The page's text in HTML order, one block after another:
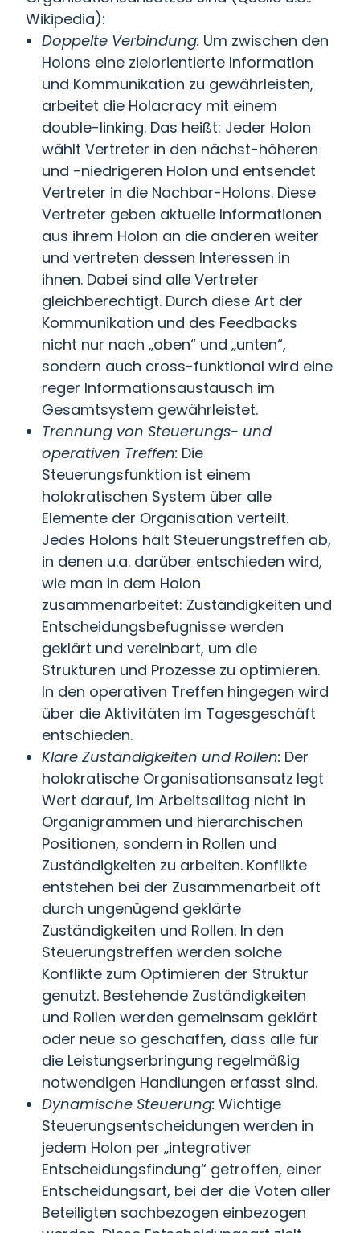
Wikipedia):
Doppelte Verbindung: Um zwischen den
Holons eine zielorientierte Information
und Kommunikation zu gewährleisten,
arbeitet die Holacracy mit einem
double-linking. Das heißt: Jeder Holon
wählt Vertreter in den nächst-höheren
und -niedrigeren Holon und entsendet
Vertreter in die Nachbar-Holons. Diese
Vertreter geben aktuelle Informationen
aus ihrem Holon an die anderen weiter
und vertreten dessen Interessen in
ihnen. Dabei sind alle Vertreter
gleichberechtigt. Durch diese Art der
Kommunikation und des Feedbacks
nicht nur nach „oben“ und „unten“,
sondern auch cross-funktional wird eine
reger Informationsaustausch im
Gesamtsystem gewährleistet.
Trennung von Steuerungs- und
operativen Treffen: Die
Steuerungsfunktion ist einem
holokratischen System über alle
Elemente der Organisation verteilt.
Jedes Holons hält Steuerungstreffen ab,
in denen u.a. darüber entschieden wird,
wie man in dem Holon
zusammenarbeitet: Zuständigkeiten und
Entscheidungsbefugnisse werden
geklärt und vereinbart, um die
Strukturen und Prozesse zu optimieren.
In den operativen Treffen hingegen wird
über die Aktivitäten im Tagesgeschäft
entschieden.
Klare Zuständigkeiten und Rollen: Der
holokratische Organisationsansatz legt
Wert darauf, im Arbeitsalltag nicht in
Organigrammen und hierarchischen
Positionen, sondern in Rollen und
Zuständigkeiten zu arbeiten. Konflikte
entstehen bei der Zusammenarbeit oft
durch ungenügend geklärte
Zuständigkeiten und Rollen. In den
Steuerungstreffen werden solche
Konflikte zum Optimieren der Struktur
genutzt. Bestehende Zuständigkeiten
und Rollen werden gemeinsam geklärt
oder neue so geschaffen, dass alle für
die Leistungserbringung regelmäßig
notwendigen Handlungen erfasst sind.
Dynamische Steuerung: Wichtige
Steuerungsentscheidungen werden in
jedem Holon per „integrativer
Entscheidungsfindung“ getroffen, einer
Entscheidungsart, bei der die Voten aller
Beteiligten sachbezogen einbezogen